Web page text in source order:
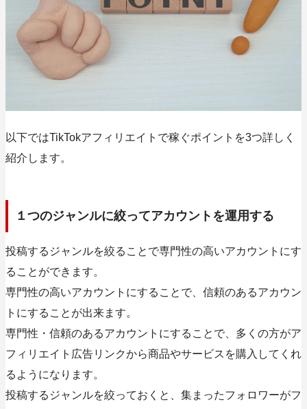
以下ではTikTokアフィリエイトで稼ぐポイントを3つ詳しく
紹介します。
１つのジャンルに絞ってアカウントを運用する
投稿するジャンルを絞ることで専門性の高いアカウントにす
ることができます。
専門性の高いアカウントにすることで、信頼のあるアカウン
トにすることが出来ます。
専門性・信頼のあるアカウントにすることで、多くの方がア
フィリエイト広告リンクから商品やサービスを購入してくれ
るようになります。
投稿するジャンルを絞っておくと、集まったフォロワーがフ